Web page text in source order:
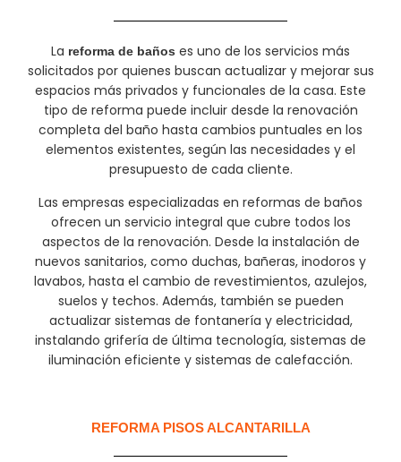
La reforma de baños es uno de los servicios más
solicitados por quienes buscan actualizar y mejorar sus
espacios más privados y funcionales de la casa. Este
tipo de reforma puede incluir desde la renovación
completa del baño hasta cambios puntuales en los
elementos existentes, según las necesidades y el
presupuesto de cada cliente.
Las empresas especializadas en reformas de baños
ofrecen un servicio integral que cubre todos los
aspectos de la renovación. Desde la instalación de
nuevos sanitarios, como duchas, bañeras, inodoros y
lavabos, hasta el cambio de revestimientos, azulejos,
suelos y techos. Además, también se pueden
actualizar sistemas de fontanería y electricidad,
instalando grifería de última tecnología, sistemas de
iluminación eficiente y sistemas de calefacción.
REFORMA PISOS ALCANTARILLA